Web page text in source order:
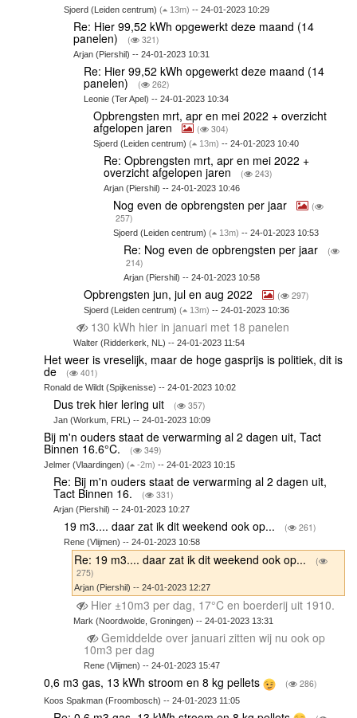
Sjoerd (Leiden centrum) ( 13m) -- 24-01-2023 10:29
Re: Hier 99,52 kWh opgewerkt deze maand (14
panelen) ( 321)
Arjan (Piershil) -- 24-01-2023 10:31
Re: Hier 99,52 kWh opgewerkt deze maand (14
panelen) ( 262)
Leonie (Ter Apel) -- 24-01-2023 10:34
Opbrengsten mrt, apr en mei 2022 + overzicht
afgelopen jaren ( 304)
Sjoerd (Leiden centrum)( 13m) -- 24-01-2023 10:40
Re: Opbrengsten mrt, apr en mei 2022 +
overzicht afgelopen jaren ( 243)
Arjan (Piershil) -- 24-01-2023 10:46
Nog even de opbrengsten per jaar
(
257)
Sjoerd (Leiden centrum)( 13m) -- 24-01-2023 10:53
Re: Nog even de opbrengsten per jaar
(
214)
Arjan (Piershil) -- 24-01-2023 10:58
Opbrengsten jun, jul en aug 2022 ( 297)
Sjoerd (Leiden centrum) ( 13m) -- 24-01-2023 10:36
130 kWh hier in januari met 18 panelen
Walter (Ridderkerk, NL) -- 24-01-2023 11:54
Het weer is vreselijk, maar de hoge gasprijs is politiek, dit is
de ( 401)
Ronald de Wildt (Spijkenisse) -- 24-01-2023 10:02
Dus trek hier lering uit ( 357)
Jan (Workum, FRL) -- 24-01-2023 10:09
Bij m'n ouders staat de verwarming al 2 dagen uit, Tact
Binnen 16.6°C. ( 349)
Jelmer (Vlaardingen) ( -2m) -- 24-01-2023 10:15
Re: Bij m'n ouders staat de verwarming al 2 dagen uit,
Tact Binnen 16. ( 331)
Arjan (Piershil) -- 24-01-2023 10:27
19 m3.... daar zat ik dit weekend ook op... ( 261)
Rene (Vlijmen) -- 24-01-2023 10:58
Re: 19 m3.... daar zat ik dit weekend ook op...
(
275)
Arjan (Piershil) -- 24-01-2023 12:27
Hier ±10m3 per dag, 17°C en boerderij uit 1910.
Mark (Noordwolde, Groningen) -- 24-01-2023 13:31
Gemiddelde over januari zitten wij nu ook op
10m3 per dag
Rene (Vlijmen) -- 24-01-2023 15:47
0,6 m3 gas, 13 kWh stroom en 8 kg pellets ( 286)
Koos Spakman (Froombosch) -- 24-01-2023 11:05